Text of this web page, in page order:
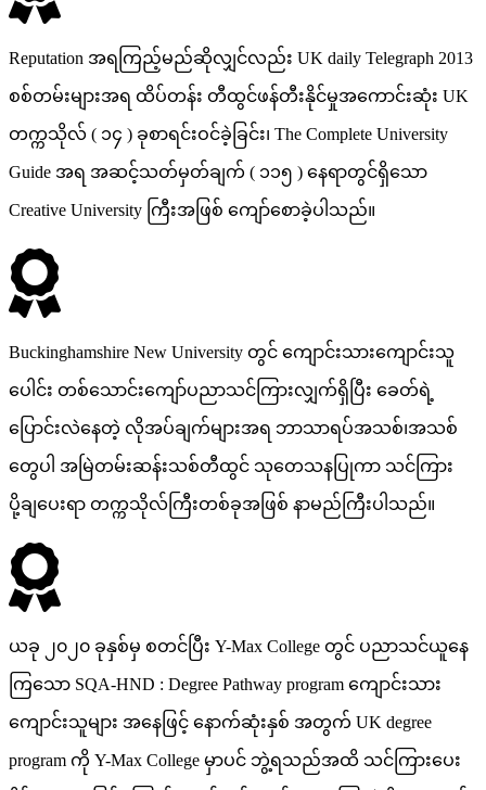
Reputation အရကြည့်မည်ဆိုလျှင်လည်း UK daily Telegraph 2013
စစ်တမ်းများအရ ထိပ်တန်း တီထွင်ဖန်တီးနိုင်မှုအကောင်းဆုံး UK
တက္ကသိုလ် ( ၁၄ ) ခုစာရင်းဝင်ခဲ့ခြင်း၊ The Complete University
Guide အရ အဆင့်သတ်မှတ်ချက် ( ၁၁၅ ) နေရာတွင်ရှိသော
Creative University ကြီးအဖြစ် ကျော်စောခဲ့ပါသည်။
Buckinghamshire New University တွင် ကျောင်းသားကျောင်းသူ
ပေါင်း တစ်သောင်းကျော်ပညာသင်ကြားလျှက်ရှိပြီး ခေတ်ရဲ့
ပြောင်းလဲနေတဲ့ လိုအပ်ချက်များအရ ဘာသာရပ်အသစ်၊အသစ်
တွေပါ အမြဲတမ်းဆန်းသစ်တီထွင် သုတေသနပြုကာ သင်ကြား
ပို့ချပေးရာ တက္ကသိုလ်ကြီးတစ်ခုအဖြစ် နာမည်ကြီးပါသည်။
ယခု ၂၀၂၀ ခုနှစ်မှ စတင်ပြီး Y-Max College တွင် ပညာသင်ယူနေ
ကြသော SQA-HND : Degree Pathway program ကျောင်းသား
ကျောင်းသူများ အနေဖြင့် နောက်ဆုံးနှစ် အတွက် UK degree
program ကို Y-Max College မှာပင် ဘွဲ့ရသည်အထိ သင်ကြားပေး